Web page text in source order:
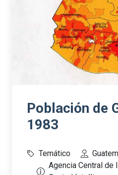
Población de
1983
Temático
Agencia Central de